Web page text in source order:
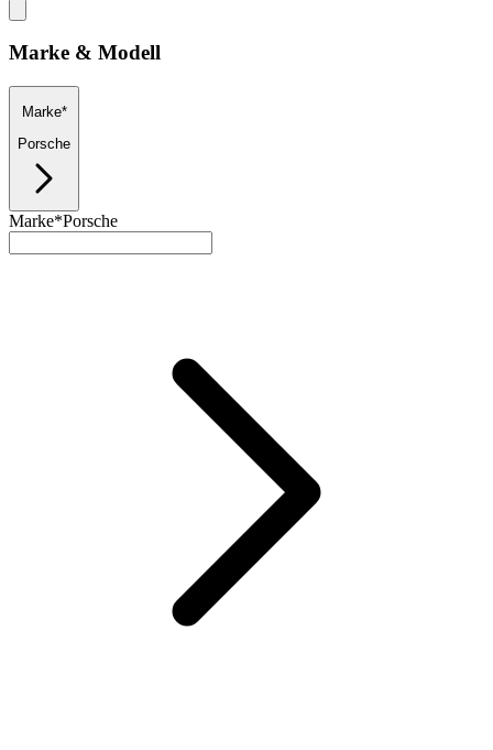
Marke & Modell
Marke*
Porsche
Marke*Porsche